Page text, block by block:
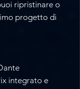
ripristinare o
progetto di
integrato e